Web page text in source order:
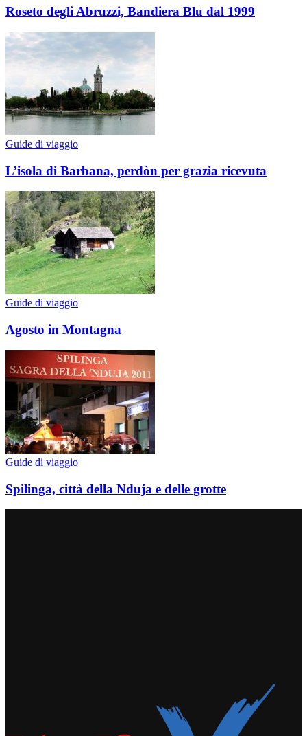
Roseto degli Abruzzi, Bandiera Blu dal 1999
Guide di viaggio
L’isola di Barbana, perdòn per grazia ricevuta
Guide di viaggio
Agosto in Montagna
Guide di viaggio
Spilinga, città della Nduja e delle grotte